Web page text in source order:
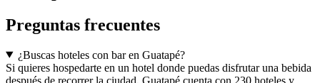
Preguntas frecuentes
¿Buscas hoteles con bar en Guatapé?
Si quieres hospedarte en un hotel donde puedas disfrutar una bebida
después de recorrer la ciudad, Guatapé cuenta con 230 hoteles y